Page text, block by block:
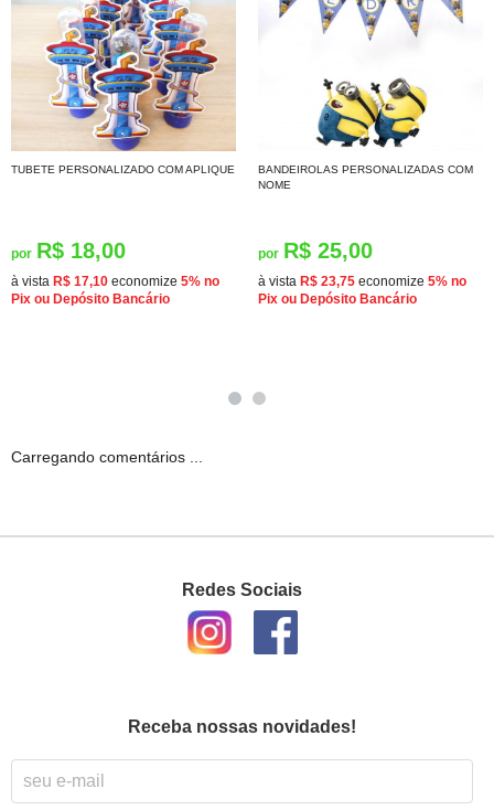
TUBETE PERSONALIZADO COM APLIQUE
por R$ 18,00
à vista R$ 17,10 economize 5% no
Pix ou Depósito Bancário
BANDEIROLAS PERSONALIZADAS COM
NOME
por R$ 25,00
à vista R$ 23,75 economize 5% no
Pix ou Depósito Bancário
Carregando comentários ...
Redes Sociais
Receba nossas novidades!